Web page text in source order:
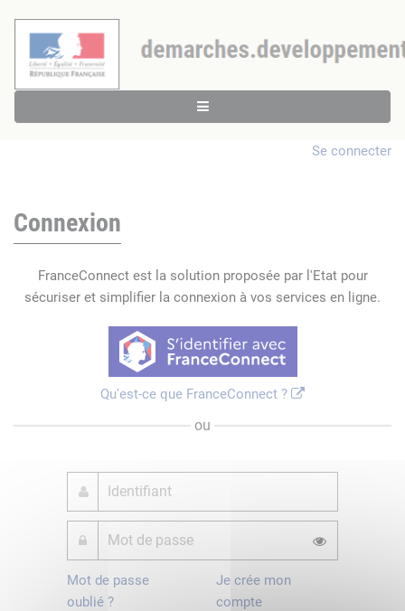
Se connecter
Connexion
FranceConnect est la solution proposée par l'Etat pour
sécuriser et simplifier la connexion à vos services en ligne.
Qu'est-ce que FranceConnect ?
ou
Mot de passe
oublié ?
Je crée mon
compte